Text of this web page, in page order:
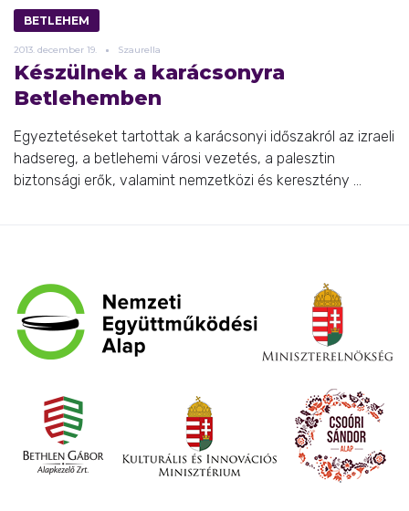
BETLEHEM
2013. december 19. Szaurella
Készülnek a karácsonyra
Betlehemben
Egyeztetéseket tartottak a karácsonyi időszakról az izraeli
hadsereg, a betlehemi városi vezetés, a palesztin
biztonsági erők, valamint nemzetközi és keresztény ...